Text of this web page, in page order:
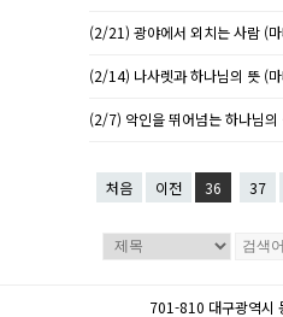
(2/21) 광야에서 외치는 사람 (
(2/14) 나사렛과 하나님의 뜻 (
(2/7) 악인을 뛰어넘는 하나님
처음 이전 36 37
701-810 대구광역시